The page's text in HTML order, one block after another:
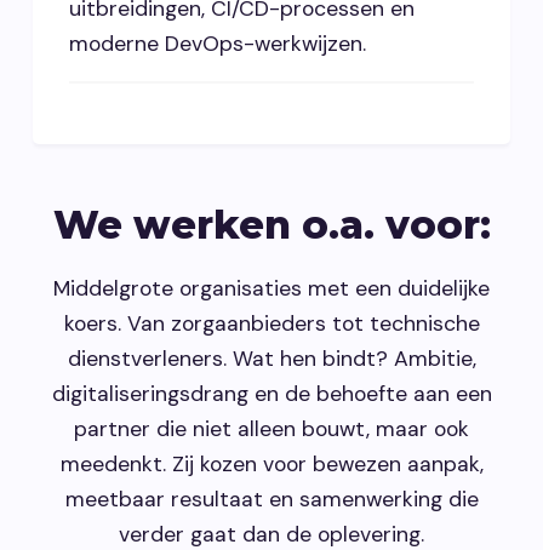
uitbreidingen, CI/CD-processen en
moderne DevOps-werkwijzen.
We werken o.a. voor:
Middelgrote organisaties met een duidelijke
koers. Van zorgaanbieders tot technische
dienstverleners. Wat hen bindt? Ambitie,
digitaliseringsdrang en de behoefte aan een
partner die niet alleen bouwt, maar ook
meedenkt. Zij kozen voor bewezen aanpak,
meetbaar resultaat en samenwerking die
verder gaat dan de oplevering.